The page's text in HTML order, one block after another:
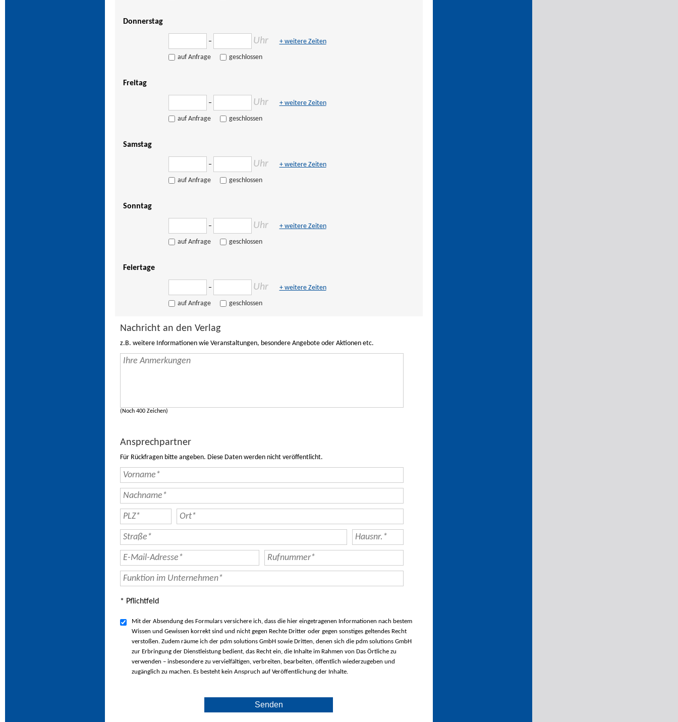
Donnerstag
– Uhr + weitere Zeiten
auf Anfrage geschlossen
Freitag
– Uhr + weitere Zeiten
auf Anfrage geschlossen
Samstag
– Uhr + weitere Zeiten
auf Anfrage geschlossen
Sonntag
– Uhr + weitere Zeiten
auf Anfrage geschlossen
Feiertage
– Uhr + weitere Zeiten
auf Anfrage geschlossen
Nachricht an den Verlag
z.B. weitere Informationen wie Veranstaltungen, besondere Angebote oder Aktionen etc.
(Noch 400 Zeichen)
Ansprechpartner
Für Rückfragen bitte angeben. Diese Daten werden nicht veröffentlicht.
* Pflichtfeld
Mit der Absendung des Formulars versichere ich, dass die hier eingetragenen Informationen nach bestem
Wissen und Gewissen korrekt sind und nicht gegen Rechte Dritter oder gegen sonstiges geltendes Recht
verstoßen. Zudem räume ich der pdm solutions GmbH sowie Dritten, denen sich die pdm solutions GmbH
zur Erbringung der Dienstleistung bedient, das Recht ein, die Inhalte im Rahmen von Das Örtliche zu
verwenden – insbesondere zu vervielfältigen, verbreiten, bearbeiten, öffentlich wiederzugeben und
zugänglich zu machen. Es besteht kein Anspruch auf Veröffentlichung der Inhalte.
Senden